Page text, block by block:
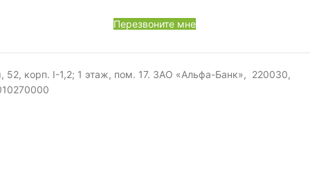
Перезвоните мне
корп. I-1,2; 1 этаж, пом. 17. ЗАО «Альфа-Банк», 220030,